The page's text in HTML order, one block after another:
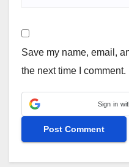
Save my name, email,
the next time I comment.
Sign in